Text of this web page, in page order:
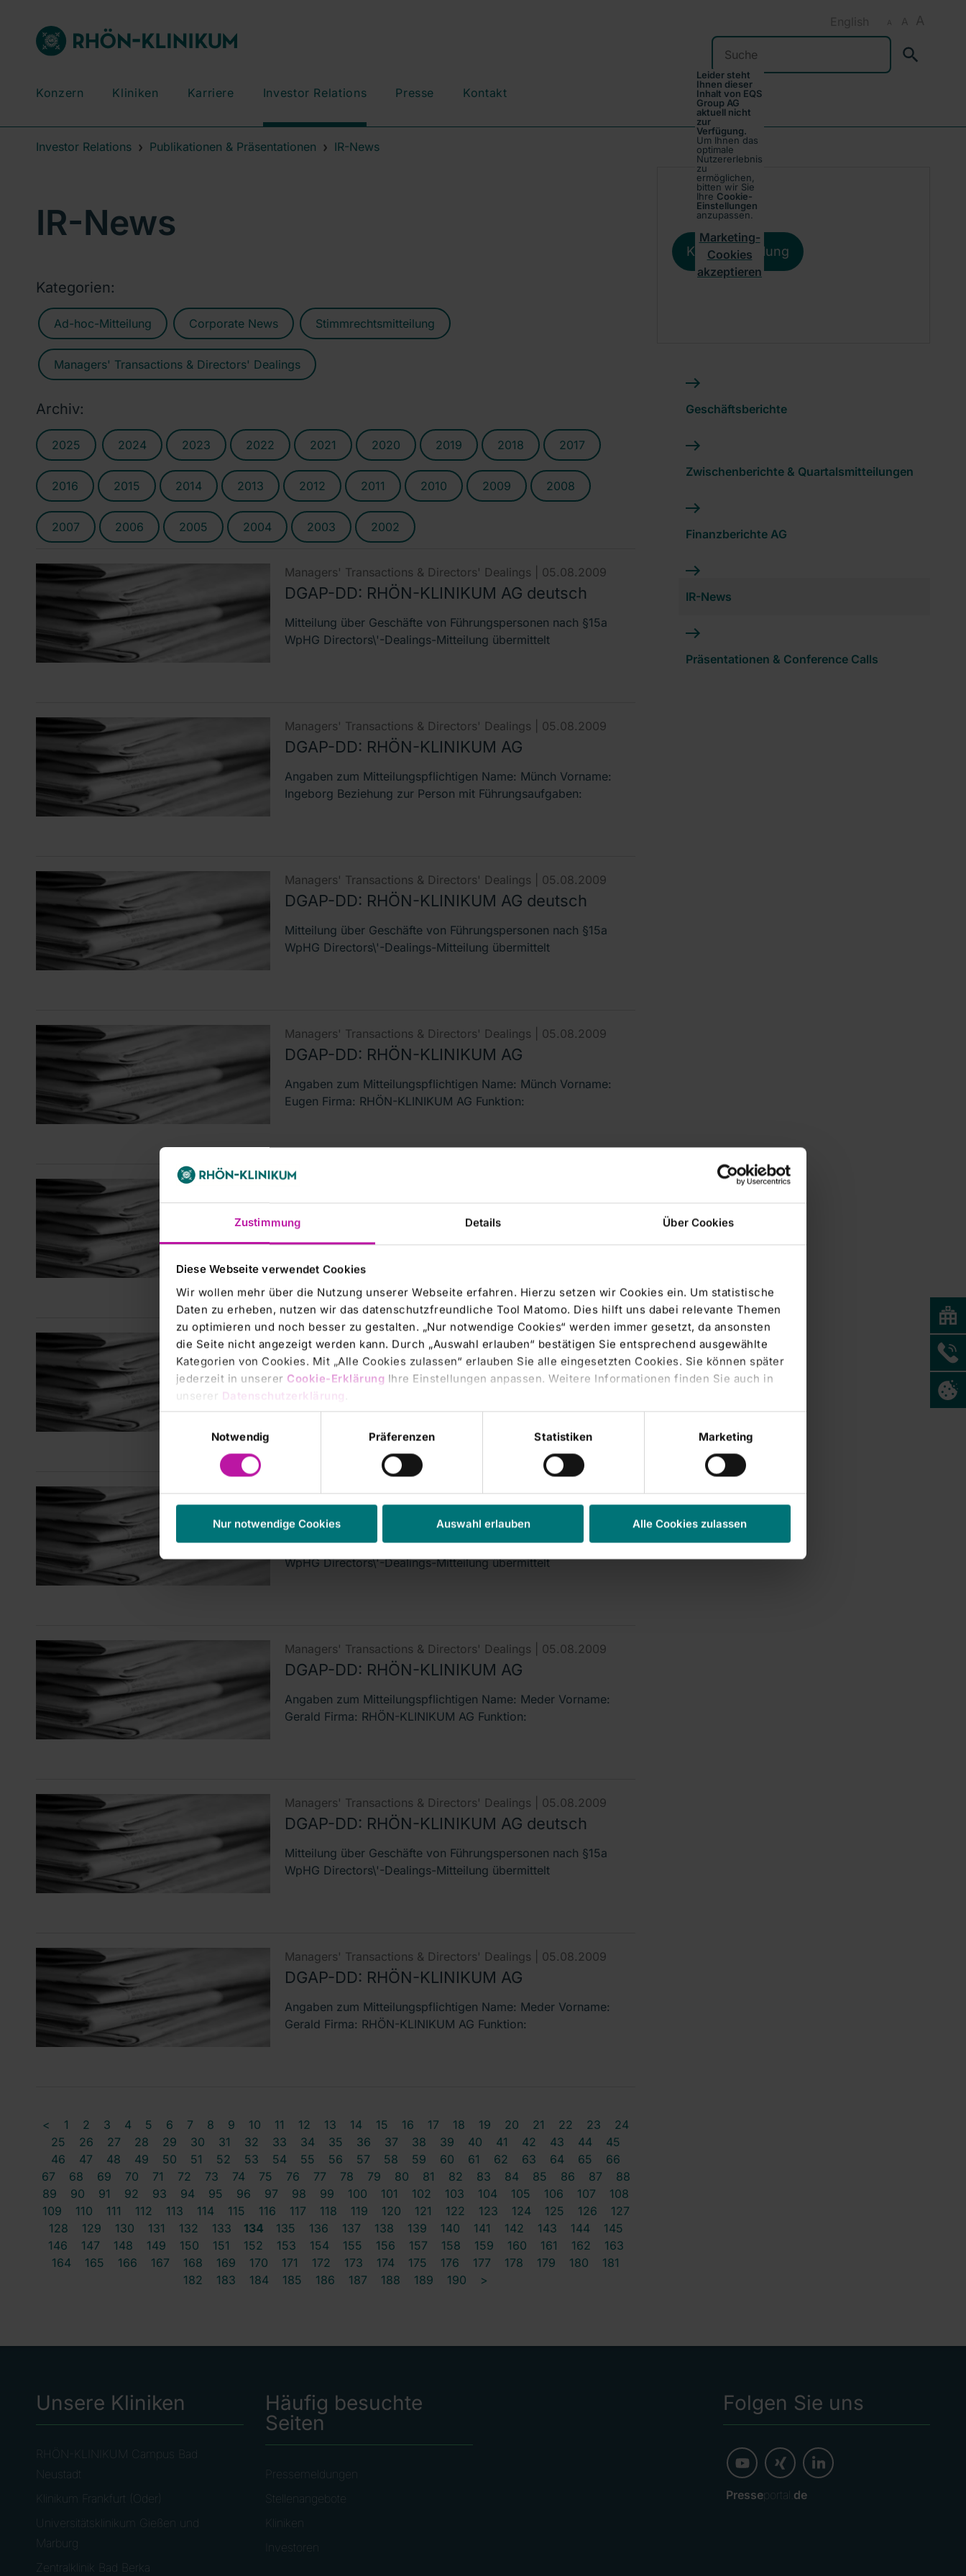
Zustimmung Details Über Cookies
Diese Webseite verwendet Cookies
Wir wollen mehr über die Nutzung unserer Webseite erfahren. Hierzu setzen wir Cookies ein. Um statistische
Daten zu erheben, nutzen wir das datenschutzfreundliche Tool Matomo. Dies hilft uns dabei relevante Themen
zu optimieren und noch besser zu gestalten. „Nur notwendige Cookies“ werden immer gesetzt, da ansonsten
die Seite nicht angezeigt werden kann. Durch „Auswahl erlauben“ bestätigen Sie entsprechend ausgewählte
Kategorien von Cookies. Mit „Alle Cookies zulassen“ erlauben Sie alle eingesetzten Cookies. Sie können später
jederzeit in unserer Cookie-Erklärung Ihre Einstellungen anpassen. Weitere Informationen finden Sie auch in
unserer Datenschutzerklärung
Notwendig
Präferenzen Statistiken Marketing
Nur notwendige Cookies Auswahl erlauben Alle Cookies zulassen
A A A
English
Suchen
Konzern Kliniken Karriere Investor Relations Presse Kontakt
Investor Relations Publikationen & Präsentationen IR-News
IR-News
Kategorien:
Ad-hoc-Mitteilung Corporate News Stimmrechtsmitteilung
Managers' Transactions & Directors' Dealings
Archiv:
2025 2024 2023 2022 2021 2020 2019 2018 2017
2016 2015 2014 2013 2012 2011 2010 2009 2008
2007 2006 2005 2004 2003 2002
Managers' Transactions & Directors' Dealings | 05.08.2009
DGAP-DD: RHÖN-KLINIKUM AG deutsch
Mitteilung über Geschäfte von Führungspersonen nach §15a
WpHG Directors\'-Dealings-Mitteilung übermittelt
Managers' Transactions & Directors' Dealings | 05.08.2009
DGAP-DD: RHÖN-KLINIKUM AG
Angaben zum Mitteilungspflichtigen Name: Münch Vorname:
Ingeborg Beziehung zur Person mit Führungsaufgaben:
Managers' Transactions & Directors' Dealings | 05.08.2009
DGAP-DD: RHÖN-KLINIKUM AG deutsch
Mitteilung über Geschäfte von Führungspersonen nach §15a
WpHG Directors\'-Dealings-Mitteilung übermittelt
Managers' Transactions & Directors' Dealings | 05.08.2009
DGAP-DD: RHÖN-KLINIKUM AG
Angaben zum Mitteilungspflichtigen Name: Münch Vorname:
Eugen Firma: RHÖN-KLINIKUM AG Funktion:
DGAP-DD: RHÖN-KLINIKUM AG deutsch
Managers' Transactions & Directors' Dealings |05.08.2009
DGAP-DD: RHÖN-KLINIKUM AG
Angaben zum Mitteilungspflichtigen Name: Prof. Dr. med.
Ehninger Vorname: Gerhard Funktion: Verwaltungs-
Managers' Transactions & Directors' Dealings |05.08.2009
DGAP-DD: RHÖN-KLINIKUM AG deutsch
Mitteilung über Geschäfte von Führungspersonen nach §15a
WpHG Directors\'-Dealings-Mitteilung übermittelt
Managers' Transactions & Directors' Dealings | 05.08.2009
DGAP-DD: RHÖN-KLINIKUM AG
Angaben zum Mitteilungspflichtigen Name: Meder Vorname:
Gerald Firma: RHÖN-KLINIKUM AG Funktion:
Managers' Transactions & Directors' Dealings | 05.08.2009
DGAP-DD: RHÖN-KLINIKUM AG deutsch
Mitteilung über Geschäfte von Führungspersonen nach §15a
WpHG Directors\'-Dealings-Mitteilung übermittelt
Managers' Transactions & Directors' Dealings | 05.08.2009
DGAP-DD: RHÖN-KLINIKUM AG
Angaben zum Mitteilungspflichtigen Name: Meder Vorname:
Gerald Firma: RHÖN-KLINIKUM AG Funktion:
< 1 2 3 4 5 6 7 8 9 10 11 12 13 14 15 16 17 18 19 20 21 22 23
24
25
26 27 28 29 30 31 32 33 34 35 36 37 38 39 40 41 42 43 44
45
46
47 48 49 50 51 52 53 54 55 56 57 58 59 60 61 62 63 64 65
66
67
68 69 70 71 72 73 74 75 76 77 78 79 80 81 82 83 84 85 86 87
88
89
90 91 92 93 94 95 96 97 98 99 100 101 102 103 104 105 106 107
108
109
110 111 112 113 114 115 116 117 118 119 120 121 122 123 124 125 126
127
128
129 130 131 132 133 134 135 136 137 138 139 140 141 142 143 144
145
146
147 148 149 150 151 152 153 154 155 156 157 158 159 160 161 162
163
164
165 166 167 168 169 170 171 172 173 174 175 176 177 178 179 180
181
182
183 184 185 186 187 188 189 190 >
Leider steht
Ihnen dieser
Inhalt von EQS
Group AG
aktuell nicht
zur
Verfügung.
Um Ihnen das
optimale
Nutzererlebnis
zu
ermöglichen,
bitten wir Sie
Ihre Cookie-
Einstellungen
anzupassen.
Marketing-
Cookies
akzeptieren
Kursentwicklung
Geschäftsberichte
Zwischenberichte & Quartalsmitteilungen
Finanzberichte AG
IR-News
Präsentationen & Conference Calls
Unsere Kliniken
RHÖN-KLINIKUM Campus Bad
Neustadt
Klinikum Frankfurt (Oder)
Universitätsklinikum Gießen und
Marburg
Zentralklinik Bad Berka
Häufig besuchte
Seiten
Pressemeldungen
Stellenangebote
Kliniken
Investoren
Folgen Sie uns
Presseportal. de